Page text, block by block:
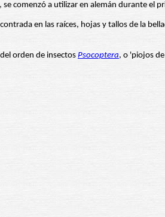
comenzó a utilizar en alemán durante el
en las raíces, hojas y tallos de la
orden de insectos Psocoptera, o 'piojos